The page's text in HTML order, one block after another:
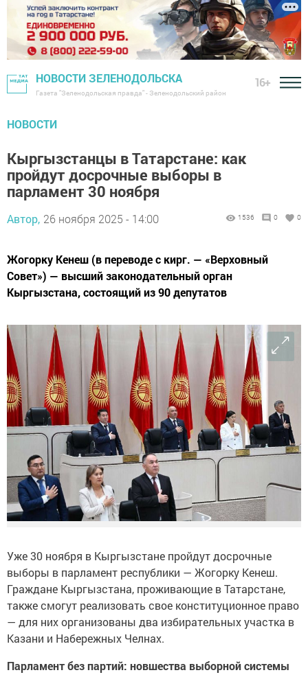
НОВОСТИ ЗЕЛЕНОДОЛЬСКА
Газета "Зеленодольская правда" - Зеленодольский район
16+
НОВОСТИ
Кыргызстанцы в Татарстане: как
пройдут досрочные выборы в
парламент 30 ноября
Автор, 26 ноября 2025 - 14:00 1536 0 0
Жогорку Кенеш (в переводе с кирг. — «Верховный
Совет») — высший законодательный орган
Кыргызстана, состоящий из 90 депутатов
Уже 30 ноября в Кыргызстане пройдут досрочные
выборы в парламент республики — Жогорку Кенеш.
Граждане Кыргызстана, проживающие в Татарстане,
также смогут реализовать свое конституционное право
— для них организованы два избирательных участка в
Казани и Набережных Челнах.
Парламент без партий: новшества выборной системы